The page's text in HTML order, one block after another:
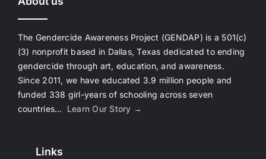
The Gendercide Awareness Project (GENDAP) is a 501(c)
(3) nonprofit based in Dallas, Texas dedicated to ending
gendercide through art, education, and awareness.
Since 2011, we have educated 3.9 million people and
funded 338 girl-years of schooling across seven
countries… Learn Our Story →
Links